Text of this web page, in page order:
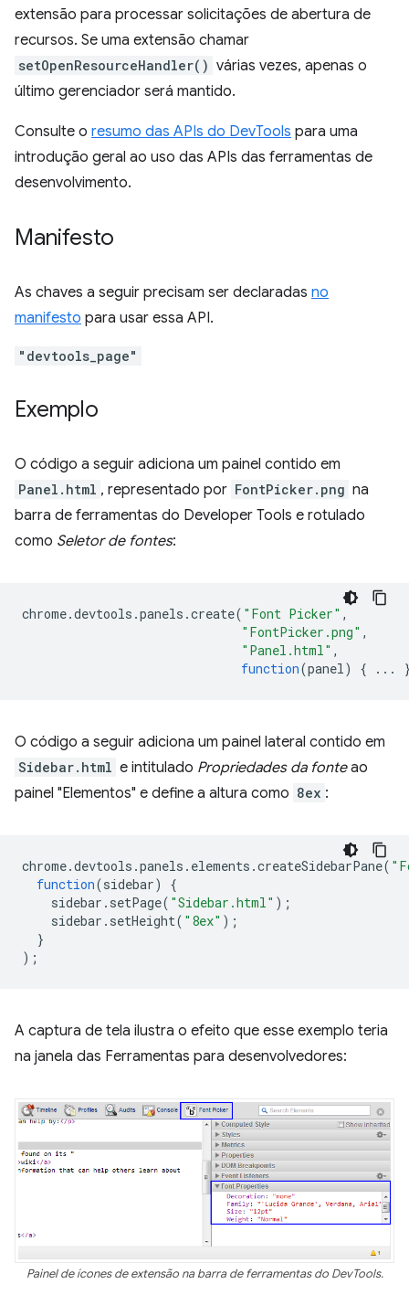
extensão para processar solicitações de abertura de
recursos. Se uma extensão chamar
setOpenResourceHandler() várias vezes, apenas o
último gerenciador será mantido.
Consulte o resumo das APIs do DevTools para uma
introdução geral ao uso das APIs das ferramentas de
desenvolvimento.
Manifesto
As chaves a seguir precisam ser declaradas no
manifesto para usar essa API.
"devtools_page"
Exemplo
O código a seguir adiciona um painel contido em
Panel.html , representado por FontPicker.png na
barra de ferramentas do Developer Tools e rotulado
como Seletor de fontes:
chrome.devtools .panels .create( "Font Picker" ,
"FontPicker.png" ,
"Panel.html" ,
function(panel) { ...
O código a seguir adiciona um painel lateral contido em
Sidebar.html e intitulado Propriedades da fonteao
painel "Elementos" e define a altura como 8ex :
chrome.devtools .panels . elements .createSidebarPane(
function(sidebar)
{
sidebar . setPage( "Sidebar.html" );
sidebar . setHeight( "8ex" );
}
);
A captura de tela ilustra o efeito que esse exemplo teria
na janela das Ferramentas para desenvolvedores:
Painel de ícones de extensão na barra de ferramentas do DevTools.